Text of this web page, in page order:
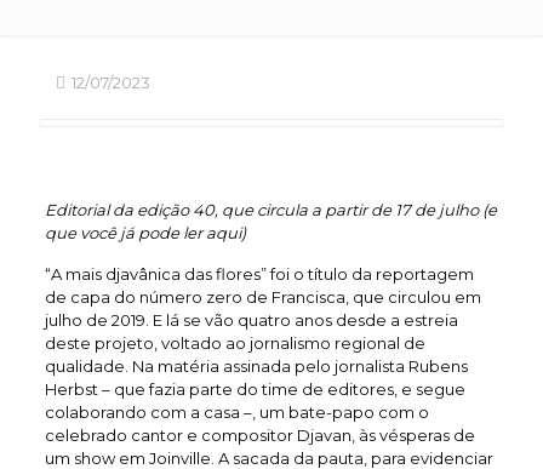
12/07/2023
Editorial da edição 40, que circula a partir de 17 de julho (e
que você já pode ler aqui)
“A mais djavânica das flores” foi o título da reportagem
de capa do número zero de Francisca, que circulou em
julho de 2019. E lá se vão quatro anos desde a estreia
deste projeto, voltado ao jornalismo regional de
qualidade. Na matéria assinada pelo jornalista Rubens
Herbst – que fazia parte do time de editores, e segue
colaborando com a casa –, um bate-papo com o
celebrado cantor e compositor Djavan, às vésperas de
um show em Joinville. A sacada da pauta, para evidenciar